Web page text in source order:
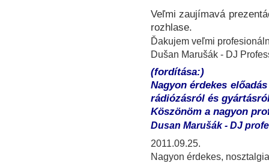
Veľmi zaujímavá
rozhlase.
Ďakujem veľmi
Dušan Marušák - DJ
(fordítása:)
Nagyon érdekes
rádiózásról és
Köszönöm a nagyon
Dusan Marušák - DJ
2011.09.25.
Nagyon érdekes,